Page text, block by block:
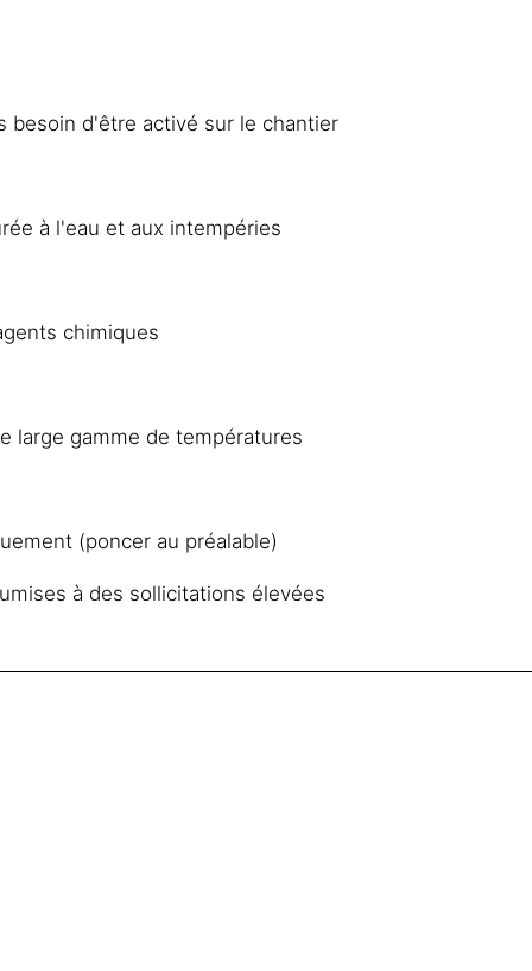
besoin d'être activé sur le chantier
à l'eau et aux intempéries
chimiques
large gamme de températures
(poncer au préalable)
à des sollicitations élevées